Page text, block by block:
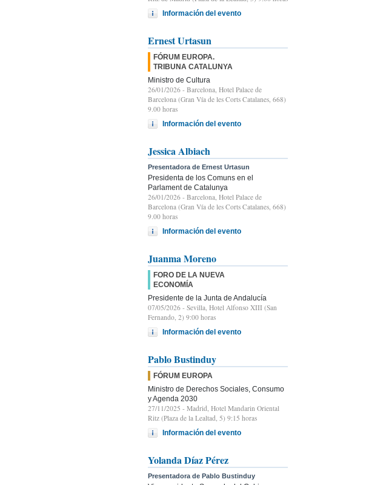
Información del evento
Ernest Urtasun
FÓRUM EUROPA.
TRIBUNA CATALUNYA
Ministro de Cultura
26/01/2026 - Barcelona, Hotel Palace de
Barcelona (Gran Vía de les Corts Catalanes, 668)
9.00 horas
Información del evento
Jessica Albiach
Presentadora de Ernest Urtasun
Presidenta de los Comuns en el
Parlament de Catalunya
26/01/2026 - Barcelona, Hotel Palace de
Barcelona (Gran Vía de les Corts Catalanes, 668)
9.00 horas
Información del evento
Juanma Moreno
FORO DE LA NUEVA
ECONOMÍA
Presidente de la Junta de Andalucía
07/05/2026 - Sevilla, Hotel Alfonso XIII (San
Fernando, 2) 9:00 horas
Información del evento
Pablo Bustinduy
FÓRUM EUROPA
Ministro de Derechos Sociales, Consumo
y Agenda 2030
27/11/2025 - Madrid, Hotel Mandarin Oriental
Ritz (Plaza de la Lealtad, 5) 9:15 horas
Información del evento
Yolanda Díaz Pérez
Presentadora de Pablo Bustinduy